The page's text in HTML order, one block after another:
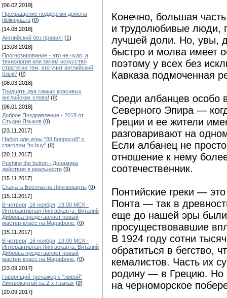
[06.02.2019]
Прекращение поддержки домена
filolingvia.ru (0)
[14.08.2018]
Английский без правил! (1)
[13.08.2018]
Прогнозирование - это не чудо, а
технология или зачем искусство
стратегии тем, кто учит английский
язык? (0)
[08.03.2018]
Тридцать два самых красивых
английских слова! (0)
[06.01.2018]
Доброе Поздравление - 2018 от
Студии Языков (0)
[23.11.2017]
Набор для игры "88 8опросо8" с
глаголом "to buy" (0)
[20.11.2017]
Pushing the button - Динамика
действия в реальности (0)
[15.11.2017]
Скачать Бесплатно Лингвокарты (0)
[15.11.2017]
В четверг, 16 ноября, 19.00 МСК -
Интерактивная Лингвокарта. Виталий
Диброва представляет новый
мастер-класс на Марафоне. (0)
[15.11.2017]
В четверг, 16 ноября, 19.00 МСК -
Интерактивная Лингвокарта. Виталий
Диброва представляет новый
мастер-класс на Марафоне. (0)
[23.09.2017]
Говорящий тренажер с "живой"
Лингвокартой на 2-х языках (0)
[20.09.2017]
Конечно, большая
и трудолюбивые люди,
лучшей доли. Но, увы,
быстро и молва имеет
поэтому у всех без
Кавказа подмоченная
Среди албанцев особо
Северного Эпира —
Греции и ее жители
разговаривают на
Если албанец не
отношение к нему
соотечественник.
Понтийские греки —
Понта — так в
еще до нашей эры были
просуществовавшие
В 1924 году сотни
обратиться в бегство,
кемалистов. Часть их
родину — в Грецию. Но
на черноморское